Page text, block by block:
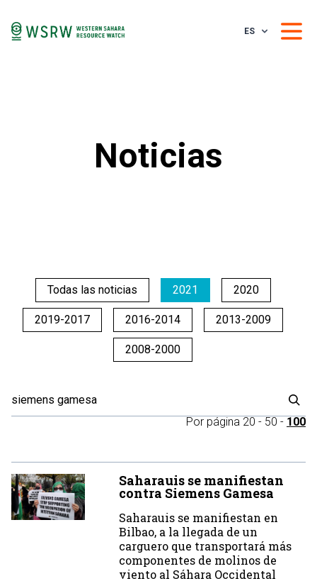
ES
Noticias
Todas las noticias 2021 2020
2019-2017 2016-2014 2013-2009
2008-2000
Por página 20 - 50 - 100
Saharauis se manifiestan
contra Siemens Gamesa
Saharauis se manifiestan en
Bilbao, a la llegada de un
carguero que transportará más
componentes de molinos de
viento al Sáhara Occidental